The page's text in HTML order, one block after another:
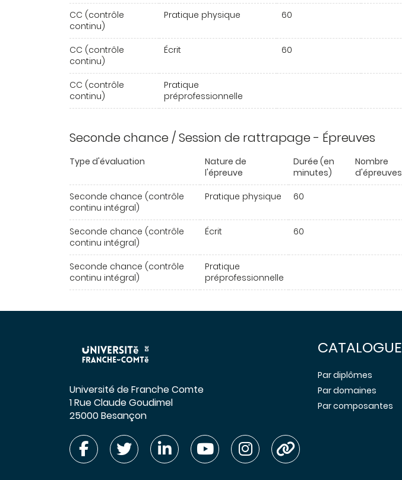
CC (contrôle
continu)
Pratique physique 60
CC (contrôle
continu)
Écrit 60
CC (contrôle
continu)
Pratique
préprofessionnelle
Seconde chance / Session de rattrapage - Épreuves
Type d'évaluation
Nature de
l'épreuve
Durée (en
minutes)
Nombre
d'épreuves
Seconde chance (contrôle
continu intégral)
Pratique physique 60
Seconde chance (contrôle
continu intégral)
Écrit 60
Seconde chance (contrôle
continu intégral)
Pratique
préprofessionnelle
Université de Franche Comte
1 Rue Claude Goudimel
25000 Besançon
CATALOGUE
Par diplômes
Par domaines
Par composantes